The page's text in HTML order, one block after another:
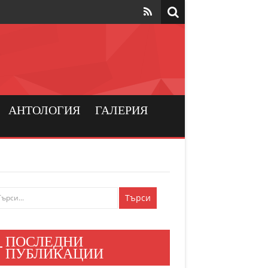
хората
мир
хора
АНТОЛОГИЯ
ГАЛЕРИЯ
ПОСЛЕДНИ
ПУБЛИКАЦИИ